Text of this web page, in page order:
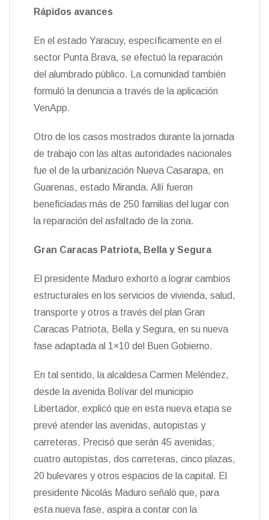
Rápidos avances
En el estado Yaracuy, específicamente en el
sector Punta Brava, se efectuó la reparación
del alumbrado público. La comunidad también
formuló la denuncia a través de la aplicación
VenApp.
Otro de los casos mostrados durante la jornada
de trabajo con las altas autoridades nacionales
fue el de la urbanización Nueva Casarapa, en
Guarenas, estado Miranda. Allí fueron
beneficiadas más de 250 familias del lugar con
la reparación del asfaltado de la zona.
Gran Caracas Patriota, Bella y Segura
El presidente Maduro exhortó a lograr cambios
estructurales en los servicios de vivienda, salud,
transporte y otros a través del plan Gran
Caracas Patriota, Bella y Segura, en su nueva
fase adaptada al 1×10 del Buen Gobierno.
En tal sentido, la alcaldesa Carmen Meléndez,
desde la avenida Bolívar del municipio
Libertador, explicó que en esta nueva etapa se
prevé atender las avenidas, autopistas y
carreteras. Precisó que serán 45 avenidas;
cuatro autopistas, dos carreteras, cinco plazas,
20 bulevares y otros espacios de la capital. El
presidente Nicolás Maduro señaló que, para
esta nueva fase, aspira a contar con la